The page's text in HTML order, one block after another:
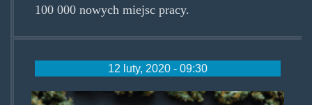
100 000 nowych miejsc pracy.
12 luty, 2020 - 09:30